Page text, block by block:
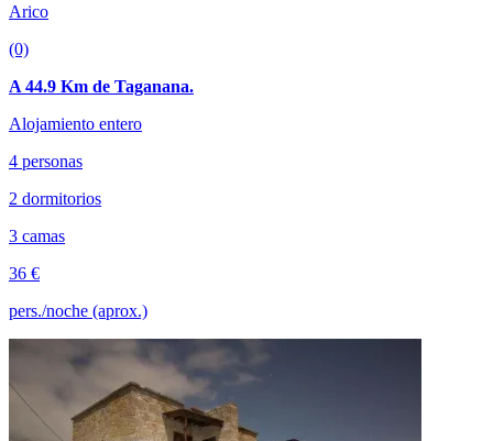
Arico
(0)
A 44.9 Km de Taganana.
Alojamiento entero
4 personas
2 dormitorios
3 camas
36 €
pers./noche (aprox.)